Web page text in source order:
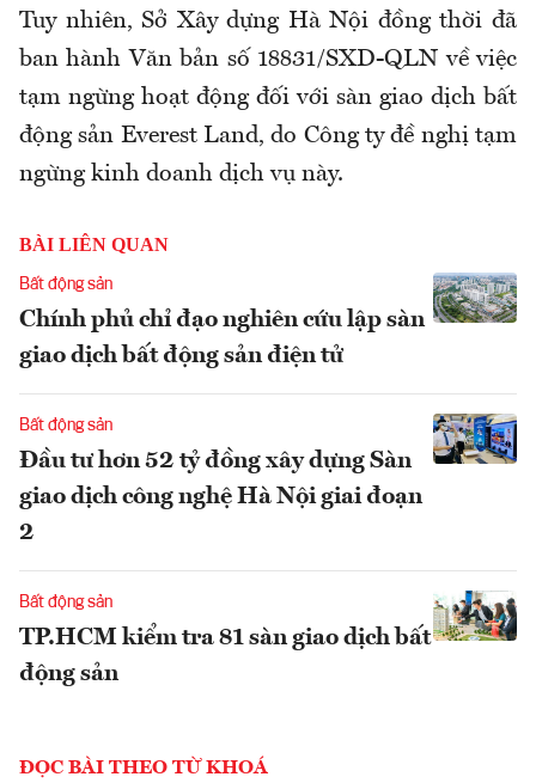
Tuy nhiên, Sở Xây dựng Hà Nội đồng thời đã
ban hành Văn bản số 18831/SXD-QLN về việc
tạm ngừng hoạt động đối với sàn giao dịch bất
động sản Everest Land, do Công ty đề nghị tạm
ngừng kinh doanh dịch vụ này.
BÀI LIÊN QUAN
Bất động sản
Chính phủ chỉ đạo nghiên cứu lập sàn
giao dịch bất động sản điện tử
Bất động sản
Đầu tư hơn 52 tỷ đồng xây dựng Sàn
giao dịch công nghệ Hà Nội giai đoạn
2
Bất động sản
TP.HCM kiểm tra 81 sàn giao dịch bất
động sản
ĐỌC BÀI THEO TỪ KHOÁ